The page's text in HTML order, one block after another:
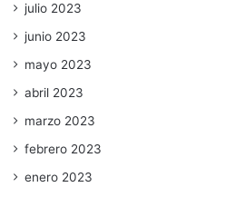
julio 2023
junio 2023
mayo 2023
abril 2023
marzo 2023
febrero 2023
enero 2023